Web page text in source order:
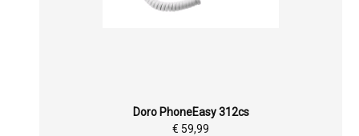
Doro PhoneEasy 312cs
€ 59,99